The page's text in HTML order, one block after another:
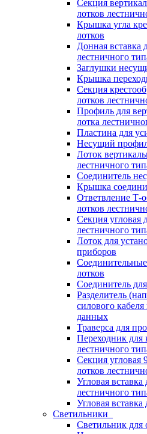
Секция
лотков
Крышка угла
лотков
Донная вставка
лестничного
Заглушки
Крышка
Секция
лотков
Профиль для
лотка
Пластина для
Несущий
Лоток
лестничного
Соединитель
Крышка
Ответвление Т-
лотков
Секция угловая
лестничного
Лоток для
приборов
лотков
Соединитель
Разделитель
силового
данных
Траверса для
Переходник для
лестничного
Секция угловая
лотков
Угловая
лестничного
Угловая
Светильники
Светильник для